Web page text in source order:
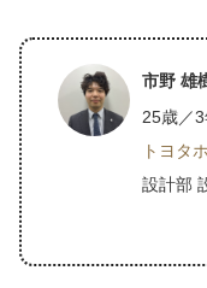
市野 雄
25歳／3
トヨタ
設計部